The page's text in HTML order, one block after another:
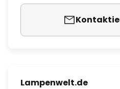
Lampenwelt.de